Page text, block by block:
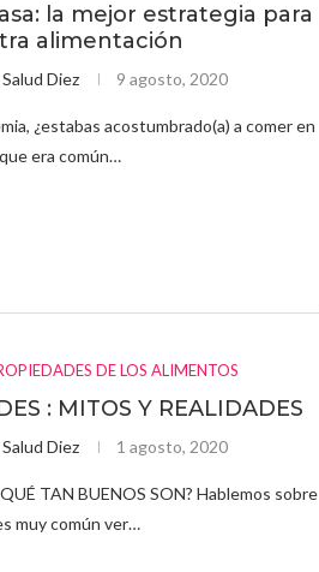
la mejor estrategia para
alimentación
Diez 9 agosto, 2020
¿estabas acostumbrado(a) a comer en
era común…
DE LOS ALIMENTOS
: MITOS Y REALIDADES
Diez 1 agosto, 2020
TAN BUENOS SON? Hablemos sobre
muy común ver…